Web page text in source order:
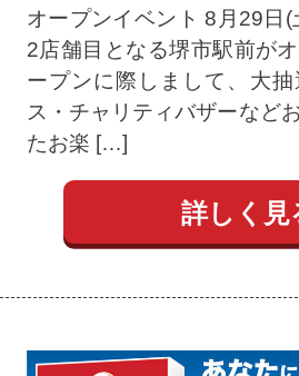
オープンイベント 8月29日(
2店舗目となる堺市駅前が
ープンに際しまして、大
ス・チャリティバザーなど
たお楽 […]
詳しく見